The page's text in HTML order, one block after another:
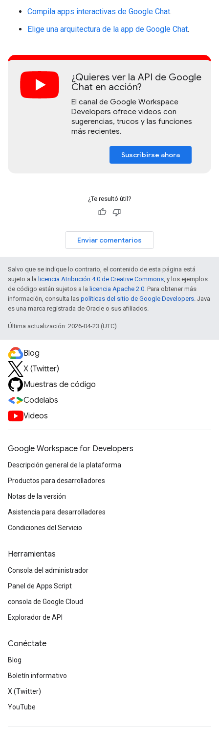
Compila apps interactivas de Google Chat.
Elige una arquitectura de la app de Google Chat.
¿Quieres ver la API de Google
Chat en acción?
El canal de Google Workspace
Developers ofrece videos con
sugerencias, trucos y las funciones
más recientes.
Suscribirse ahora
¿Te resultó útil?
Enviar comentarios
Salvo que se indique lo contrario, el contenido de esta página está
sujeto a la licencia Atribución 4.0 de Creative Commons, y los ejemplos
de código están sujetos a la licencia Apache 2.0. Para obtener más
información, consulta las políticas del sitio de Google Developers. Java
es una marca registrada de Oracle o sus afiliados.
Última actualización: 2026-04-23 (UTC)
Blog
X (Twitter)
Muestras de código
Codelabs
Videos
Google Workspace for Developers
Descripción general de la plataforma
Productos para desarrolladores
Notas de la versión
Asistencia para desarrolladores
Condiciones del Servicio
Herramientas
Consola del administrador
Panel de Apps Script
consola de Google Cloud
Explorador de API
Conéctate
Blog
Boletín informativo
X (Twitter)
YouTube